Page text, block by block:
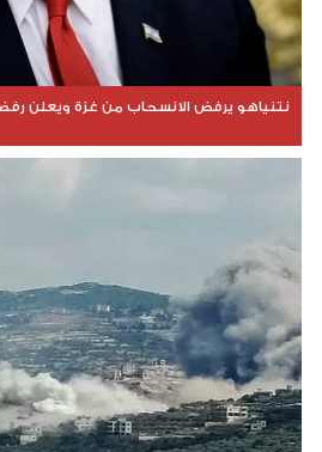
نتنياهو يرفض الانسحاب من غزة ويعلن